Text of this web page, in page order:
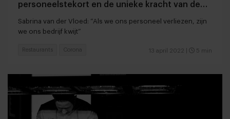
personeelstekort en de unieke kracht van de
horeca
Sabrina van der Vloed: “Als we ons personeel verliezen, zijn
we ons bedrijf kwijt”
13 april 2022 5 min
Restaurants Corona